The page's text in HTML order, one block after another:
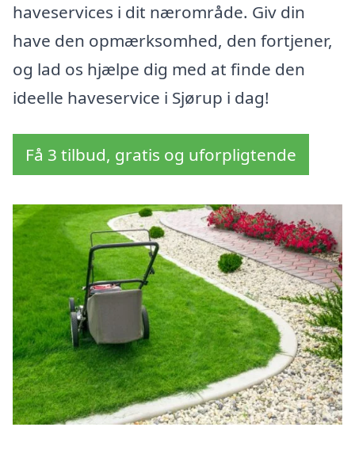
haveservices i dit nærområde. Giv din
have den opmærksomhed, den fortjener,
og lad os hjælpe dig med at finde den
ideelle haveservice i Sjørup i dag!
Få 3 tilbud, gratis og uforpligtende